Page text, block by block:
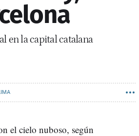
en la capital catalana
el cielo nuboso, según